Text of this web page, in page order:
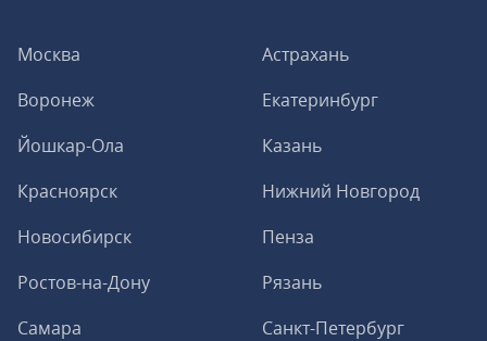
Москва
Астрахань
Воронеж
Екатеринбург
Йошкар-Ола
Казань
Красноярск
Нижний Новгород
Новосибирск
Пенза
Ростов-на-Дону
Рязань
Самара
Санкт-Петербург